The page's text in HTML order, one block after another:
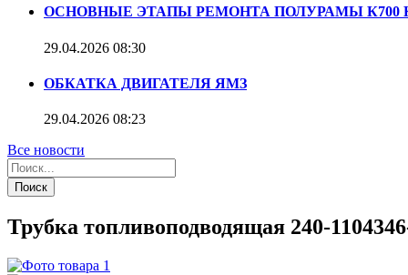
ОСНОВНЫЕ ЭТАПЫ РЕМОНТА ПОЛУРАМЫ К700
29.04.2026 08:30
ОБКАТКА ДВИГАТЕЛЯ ЯМЗ
29.04.2026 08:23
Все новости
Поиск
Трубка топливоподводящая 240-